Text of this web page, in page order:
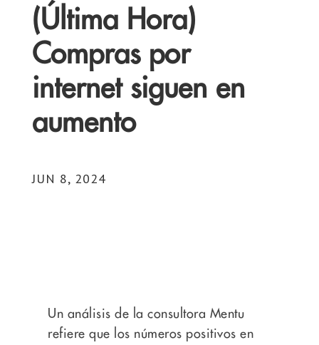
(Última Hora)
Compras por
internet siguen en
aumento
JUN 8, 2024
Un análisis de la consultora Mentu
refiere que los números positivos en